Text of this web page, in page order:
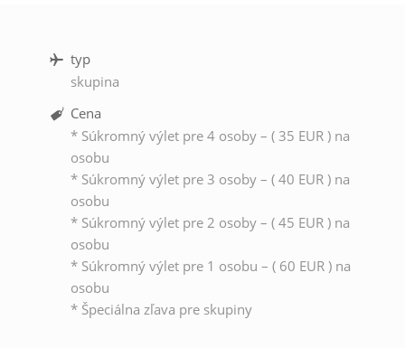
typ
skupina
Cena
* Súkromný výlet pre 4 osoby – ( 35 EUR ) na
osobu
* Súkromný výlet pre 3 osoby – ( 40 EUR ) na
osobu
* Súkromný výlet pre 2 osoby – ( 45 EUR ) na
osobu
* Súkromný výlet pre 1 osobu – ( 60 EUR ) na
osobu
* Špeciálna zľava pre skupiny